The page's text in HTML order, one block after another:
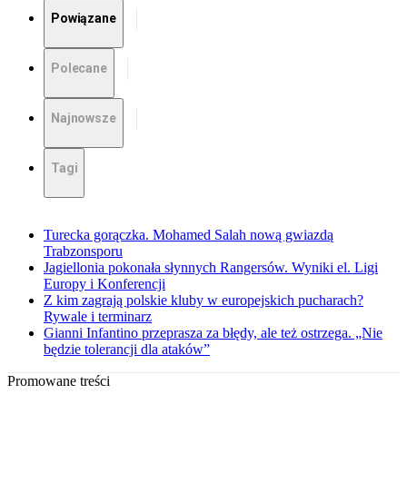
Powiązane
Polecane
Najnowsze
Tagi
Turecka gorączka. Mohamed Salah nową gwiazdą
Trabzonsporu
Jagiellonia pokonała słynnych Rangersów. Wyniki el. Ligi
Europy i Konferencji
Z kim zagrają polskie kluby w europejskich pucharach?
Rywale i terminarz
Gianni Infantino przeprasza za błędy, ale też ostrzega. „Nie
będzie tolerancji dla ataków”
Promowane treści